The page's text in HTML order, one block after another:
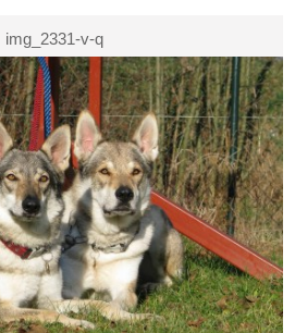
img_2331-v-q